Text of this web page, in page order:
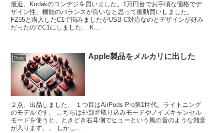
最近、Kodakのコンデジを買いました。1万円台でお手頃な価格でデ
ザイン性、機能のバランスが良いなと思って衝動買いしました。
FZ55と購入したC1で悩みましたがUSB-C対応なのとデザインが好み
だったのでC1にしました。 K...
Diary Apple製品をメルカリに出した
２点、出品しました。 １つ目はAirPods Pro第1世代。ライトニング
のモデルです。 こちらは外部音取り込みモードやノイズキャンセル
モードを使うと、ときどき右耳側でヒューという風の音のような雑音
が入ります。。 しかし...